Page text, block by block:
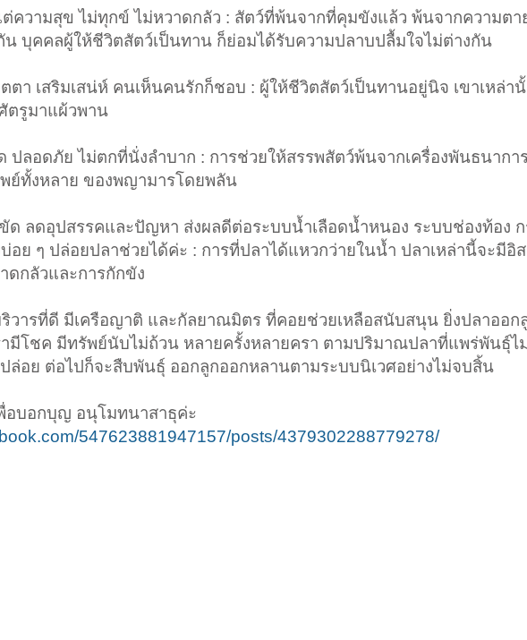
ต่ความสุข ไม่ทุกข์ ไม่หวาดกลัว : สัตว์ที่พ้นจากที่คุมขังแล้ว พ้นจากความตา
น บุคคลผู้ให้ชีวิตสัตว์เป็นทาน ก็ย่อมได้รับความปลาบปลื้มใจไม่ต่างกัน
ตตา เสริมเสน่ห์ คนเห็นคนรักก็ชอบ : ผู้ให้ชีวิตสัตว์เป็นทานอยู่นิจ เขาเหล่า
ตรูมาแผ้วพาน
ปลอดภัย ไม่ตกที่นั่งลำบาก : การช่วยให้สรรพสัตว์พ้นจากเครื่องพันธนาก
ย์ทั้งหลาย ของพญามารโดยพลัน
ด ลดอุปสรรคและปัญหา ส่งผลดีต่อระบบน้ำเลือดน้ำหนอง ระบบช่องท้อง ก
อย ๆ ปล่อยปลาช่วยได้ค่ะ : การที่ปลาได้แหวกว่ายในน้ำ ปลาเหล่านี้จะมีอิส
ดกลัวและการกักขัง
วารที่ดี มีเครือญาติ และกัลยาณมิตร ที่คอยช่วยเหลือสนับสนุน ยิ่งปลาออก
ามีโชค มีทรัพย์นับไม่ถ้วน หลายครั้งหลายครา ตามปริมาณปลาที่แพร่พันธุ์ไ
ปล่อย ต่อไปก็จะสืบพันธุ์ ออกลูกออกหลานตามระบบนิเวศอย่างไม่จบสิ้น
อบอกบุญ อนุโมทนาสาธุค่ะ
547623881947157/posts/4379302288779278/